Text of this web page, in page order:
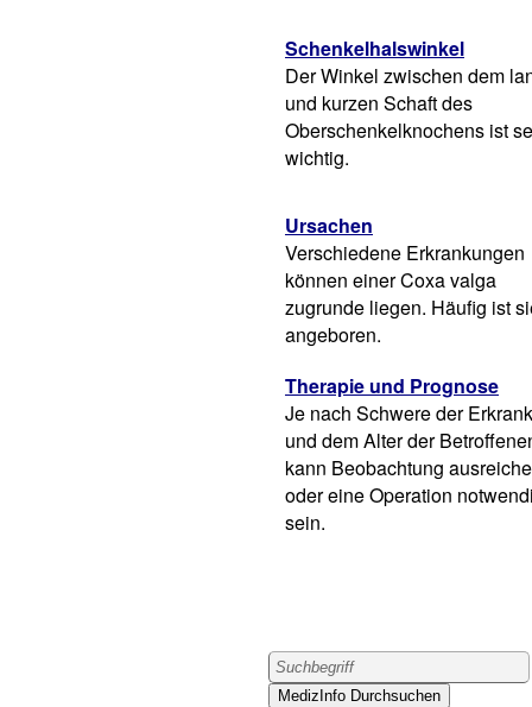
Schenkelhalswinkel
Der Winkel zwischen dem
und kurzen Schaft des
Oberschenkelknochens ist
wichtig.
Ursachen
Verschiedene Erkrankungen
können einer Coxa valga
zugrunde liegen. Häufig ist
angeboren.
Therapie und Prognose
Je nach Schwere der
und dem Alter der
kann Beobachtung
oder eine Operation
sein.